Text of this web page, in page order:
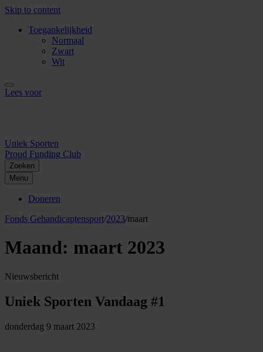
Skip to content
Toegankelijkheid
Normaal
Zwart
Wit
Lees voor
Uniek Sporten
Proud Funding Club
Zoeken
Menu
Doneren
Fonds Gehandicaptensport/2023/maart
Maand: maart 2023
Nieuwsbericht
Uniek Sporten Vandaag #1
donderdag 9 maart 2023